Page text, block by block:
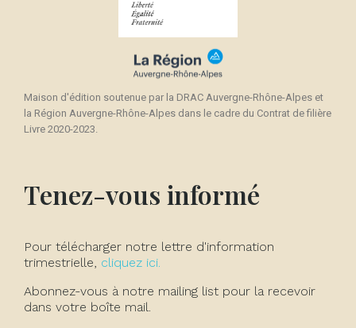
Maison d'édition soutenue par la DRAC Auvergne-Rhône-Alpes et
la Région Auvergne-Rhône-Alpes dans le cadre du Contrat de filière
Livre 2020-2023.
Tenez-vous informé
Pour télécharger notre lettre d'information
trimestrielle, cliquez ici.
Abonnez-vous à notre mailing list pour la recevoir
dans votre boîte mail.